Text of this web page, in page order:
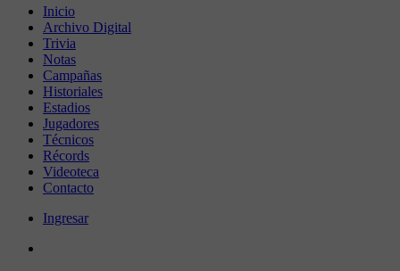
Inicio
Archivo Digital
Trivia
Notas
Campañas
Historiales
Estadios
Jugadores
Técnicos
Récords
Videoteca
Contacto
Ingresar